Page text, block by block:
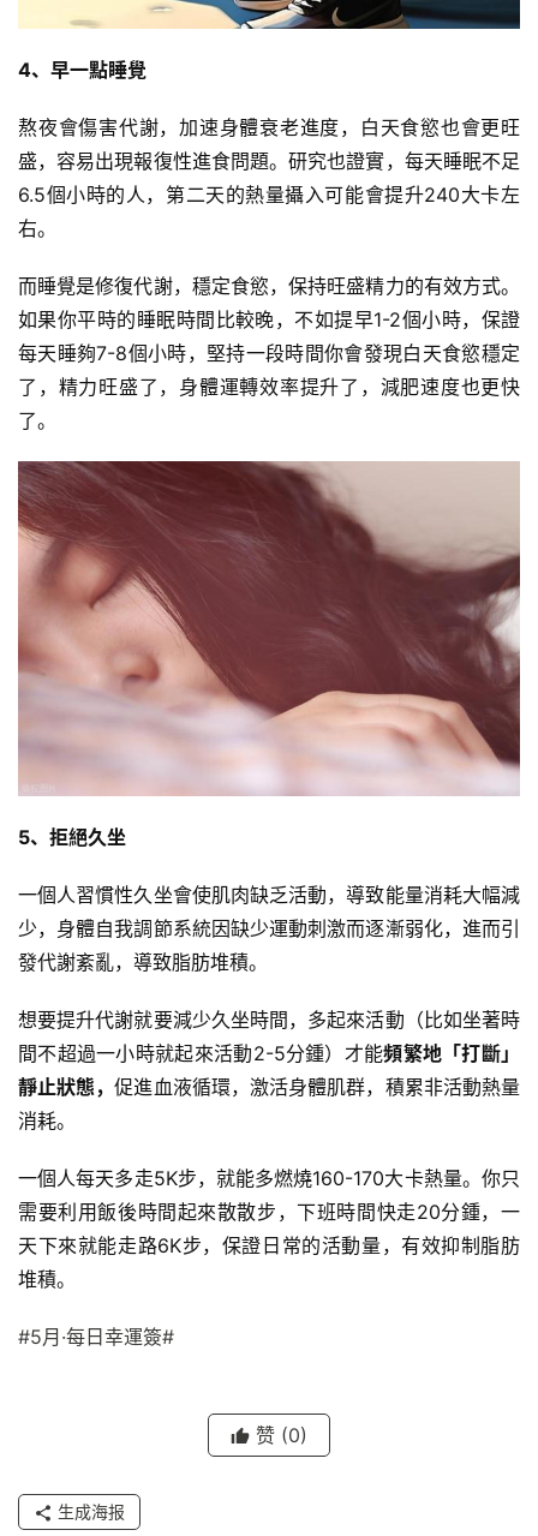
4、早一點睡覺
熬夜會傷害代謝，加速身體衰老進度，白天食慾也會更旺
盛，容易出現報復性進食問題。研究也證實，每天睡眠不足
6.5個小時的人，第二天的熱量攝入可能會提升240大卡左
右。
而睡覺是修復代謝，穩定食慾，保持旺盛精力的有效方式。
如果你平時的睡眠時間比較晚，不如提早1-2個小時，保證
每天睡夠7-8個小時，堅持一段時間你會發現白天食慾穩定
了，精力旺盛了，身體運轉效率提升了，減肥速度也更快
了。
5、拒絕久坐
一個人習慣性久坐會使肌肉缺乏活動，導致能量消耗大幅減
少，身體自我調節系統因缺少運動刺激而逐漸弱化，進而引
發代謝紊亂，導致脂肪堆積。
想要提升代謝就要減少久坐時間，多起來活動（比如坐著時
間不超過一小時就起來活動2-5分鍾）才能頻繁地「打斷」
靜止狀態，促進血液循環，激活身體肌群，積累非活動熱量
消耗。
一個人每天多走5K步，就能多燃燒160-170大卡熱量。你只
需要利用飯後時間起來散散步，下班時間快走20分鍾，一
天下來就能走路6K步，保證日常的活動量，有效抑制脂肪
堆積。
#5月·每日幸運簽#
赞 (0)
生成海报